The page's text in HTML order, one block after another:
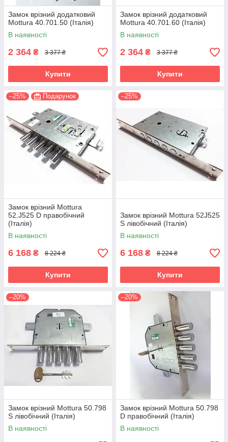
Замок врізний додатковий
Mottura 40.701.50 (Італія)
В наявності
2 364 ₴ 3 377 ₴
Купити
Замок врізний додатковий
Mottura 40.701.60 (Італія)
В наявності
2 364 ₴ 3 377 ₴
Купити
–25% Подарунок
Замок врізний Mottura
52.J525 D правобічний
(Італія)
В наявності
6 168 ₴ 8 224 ₴
Купити
–25%
Замок врізний Mottura 52J525
S лівобічний (Італія)
В наявності
6 168 ₴ 8 224 ₴
Купити
–20%
Замок врізний Mottura 50.798
S лівобічний (Італія)
В наявності
–20%
Замок врізний Mottura 50.798
D правобічний (Італія)
В наявності